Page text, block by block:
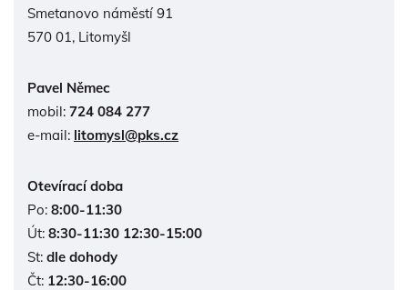
Smetanovo náměstí 91
570 01, Litomyšl
Pavel Němec
mobil: 724 084 277
e-mail: litomysl@pks.cz
Otevírací doba
Po: 8:00-11:30
Út: 8:30-11:30 12:30-15:00
St: dle dohody
Čt: 12:30-16:00